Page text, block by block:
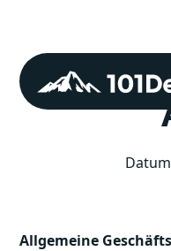
Allgemeine